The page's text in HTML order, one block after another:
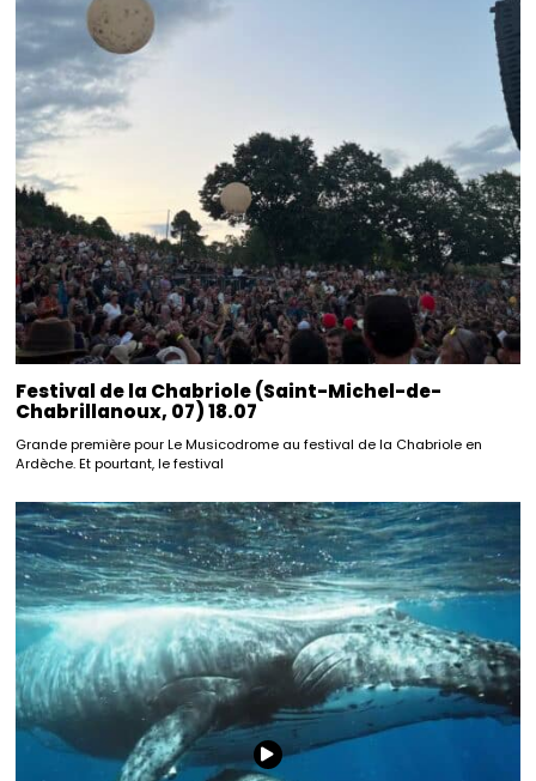
Festival de la Chabriole (Saint-Michel-de-
Chabrillanoux, 07) 18.07
Grande première pour Le Musicodrome au festival de la Chabriole en
Ardèche. Et pourtant, le festival